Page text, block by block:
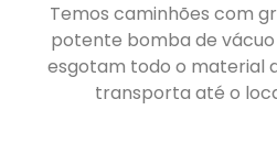
Temos caminhões com
potente bomba de vácuo
esgotam todo o material
transporta até o